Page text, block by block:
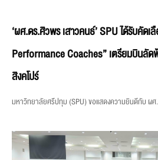
‘ผศ.ดร.ศิวพร เสาวคนธ์’ SPU ได้รับคัดเ
Performance Coaches” เตรียมบินลั
สิงคโปร์
มหาวิทยาลัยศรีปทุม (SPU) ขอแสดงความยินดีกับ ผ